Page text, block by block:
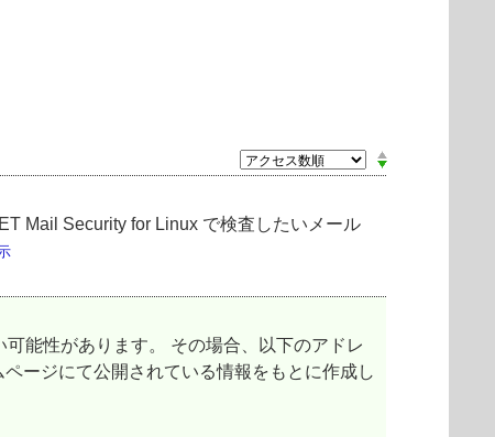
Mail Security for Linux で検査したいメール
能性があります。 その場合、以下のアドレ
ージにて公開されている情報をもとに作成し